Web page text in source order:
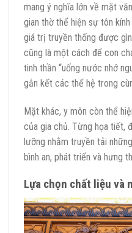
mang ý nghĩa lớn về mặt
gian thờ thể hiện sự tôn
giá trị truyền thống được
cũng là một cách để con
tinh thần “uống nước nhớ
gắn kết các thế hệ trong
Mặt khác, y môn còn thể
của gia chủ. Từng họa tiết,
lưỡng nhằm truyền tải
bình an, phát triển và hưng
Lựa chọn chất liệu và